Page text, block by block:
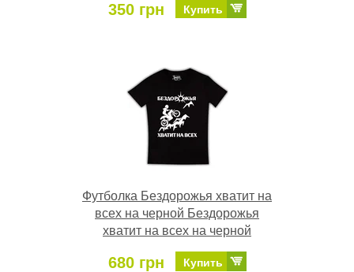
350 грн Купить
Футболка Бездорожья хватит на
всех на черной Бездорожья
хватит на всех на черной
680 грн Купить